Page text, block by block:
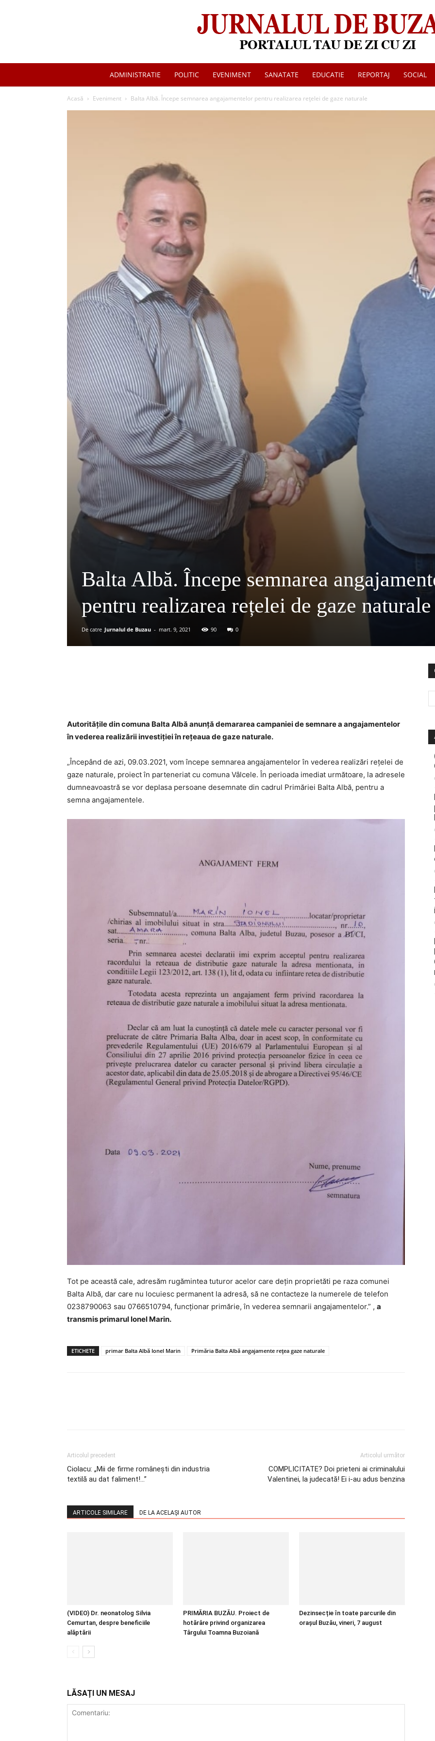
Jurnalul
ADMINISTRATIE POLITIC EVENIMENT SANATATE EDUCATIE REPORTAJ SOCIAL
Acasă Eveniment Balta Albă. Începe semnarea angajamentelor pentru realizarea rețelei de gaze naturale
Balta Albă. Începe semnarea
pentru realizarea rețelei de gaze naturale
De catre Jurnalul de Buzau - mart. 9, 2021 90 0
Autoritățile din comuna Balta Albă anunță demararea campaniei de semnare a angajamentelor
în vederea realizării investiției în rețeaua de gaze naturale.
„Începând de azi, 09.03.2021, vom începe semnarea angajamentelor în vederea realizări rețelei de
gaze naturale, proiect în parteneriat cu comuna Vâlcele. În perioada imediat următoare, la adresele
dumneavoastră se vor deplasa persoane desemnate din cadrul Primăriei Balta Albă, pentru a
semna angajamentele.
Tot pe această cale, adresăm rugămintea tuturor acelor care dețin proprietăti pe raza comunei
Balta Albă, dar care nu locuiesc permanent la adresă, să ne contacteze la numerele de telefon
0238790063 sau 0766510794, funcționar primărie, în vederea semnarii angajamentelor.” , a
transmis primarul Ionel Marin.
ETICHETE primar Balta Albă Ionel Marin Primăria Balta Albă angajamente rețea gaze naturale
Articolul precedent
Ciolacu: „Mii de firme românești din industria
textilă au dat faliment!…”
Articolul următor
COMPLICITATE? Doi prieteni ai criminalului
Valentinei, la judecată! Ei i-au adus benzina
ARTICOLE SIMILARE DE LA ACELAȘI AUTOR
(VIDEO) Dr. neonatolog Silvia
Cemurtan, despre beneficiile
alăptării
PRIMĂRIA BUZĂU. Proiect de
hotărâre privind organizarea
Târgului Toamna Buzoiană
Dezinsecție în toate parcurile din
orașul Buzău, vineri, 7 august
LĂSAȚI UN MESAJ